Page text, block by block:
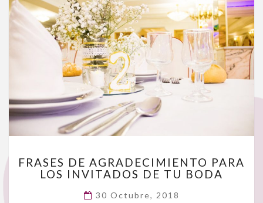
DE
AGRADECIMIENTO
PARA
FRASES DE AGRADECIMIENTO PARA
LOS INVITADOS DE TU BODA
30 Octubre, 2018